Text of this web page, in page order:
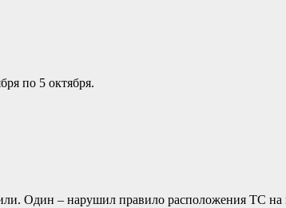
по 5 октября.
Один – нарушил правило расположения ТС на